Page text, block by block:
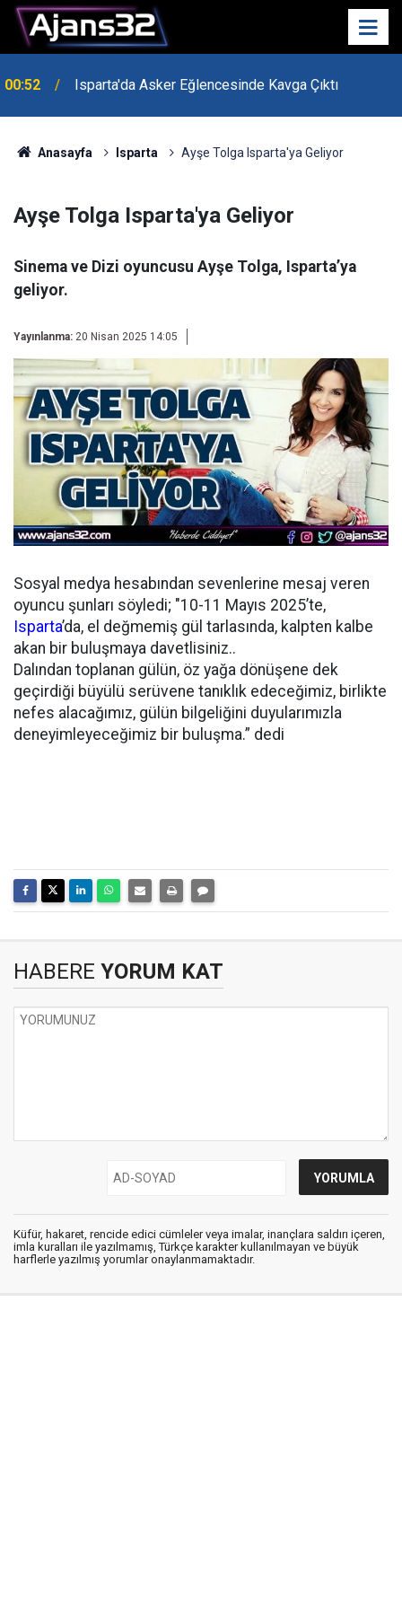
00:52 Isparta'da Asker Eğlencesinde Kavga Çıktı
21:34
Anasayfa Isparta Ayşe Tolga Isparta'ya Geliyor
Ayşe Tolga Isparta'ya Geliyor
Sinema ve Dizi oyuncusu Ayşe Tolga, Isparta’ya
geliyor.
Yayınlanma: 20 Nisan 2025 14:05
Sosyal medya hesabından sevenlerine mesaj veren
oyuncu şunları söyledi; "10-11 Mayıs 2025’te,
Isparta’da, el değmemiş gül tarlasında, kalpten kalbe
akan bir buluşmaya davetlisiniz..
Dalından toplanan gülün, öz yağa dönüşene dek
geçirdiği büyülü serüvene tanıklık edeceğimiz, birlikte
nefes alacağımız, gülün bilgeliğini duyularımızla
deneyimleyeceğimiz bir buluşma.” dedi
HABERE YORUM KAT
Küfür, hakaret, rencide edici cümleler veya imalar, inançlara saldırı içeren,
imla kuralları ile yazılmamış, Türkçe karakter kullanılmayan ve büyük
harflerle yazılmış yorumlar onaylanmamaktadır.